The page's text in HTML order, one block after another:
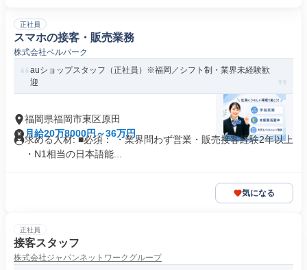
正社員
スマホの接客・販売業務
株式会社ベルパーク
auショップスタッフ（正社員）※福岡／シフト制・業界未経験歓
迎
福岡県福岡市東区原田
月給20万8000円～36万円
求める人材: ■必須： ・業界問わず営業・販売接客経験2年以上
・N1相当の日本語能...
気になる
正社員
接客スタッフ
株式会社ジャパンネットワークグループ